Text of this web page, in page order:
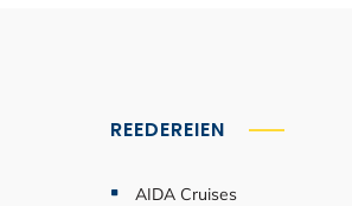
REEDEREIEN
AIDA Cruises